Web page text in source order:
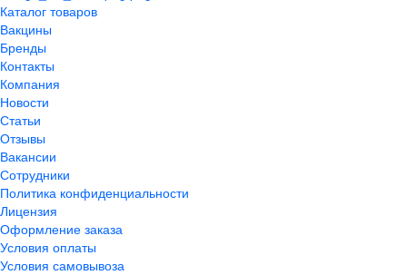
Каталог товаров
Вакцины
Бренды
Контакты
Компания
Новости
Статьи
Отзывы
Вакансии
Сотрудники
Политика конфиденциальности
Лицензия
Оформление заказа
Условия оплаты
Условия самовывоза